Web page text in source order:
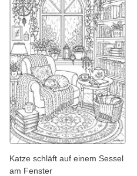
Katze schläft auf einem Sessel
am Fenster